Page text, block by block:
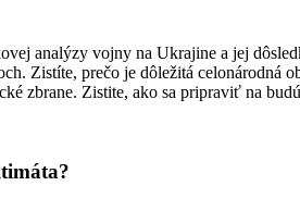
analýzy vojny na Ukrajine a jej
Zistíte, prečo je dôležitá
zbrane. Zistite, ako sa pripraviť na